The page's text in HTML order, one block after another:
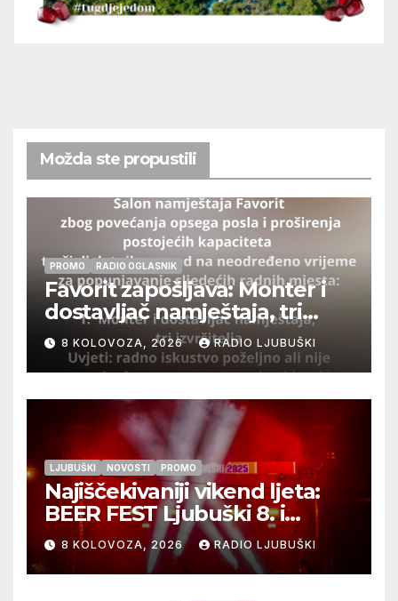
Možda ste propustili
PROMO RADIO OGLASNIK
Favorit zapošljava: Monter i
dostavljač namještaja, tri
izvršitelja
8 KOLOVOZA, 2026 RADIO LJUBUŠKI
LJUBUŠKI NOVOSTI PROMO
Najiščekivaniji vikend ljeta:
BEER FEST Ljubuški 8. i
9.kolovoza
8 KOLOVOZA, 2026 RADIO LJUBUŠKI